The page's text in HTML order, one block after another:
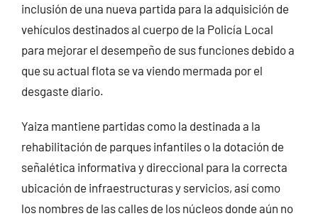
inclusión de una nueva partida para la adquisición de
vehículos destinados al cuerpo de la Policía Local
para mejorar el desempeño de sus funciones debido a
que su actual flota se va viendo mermada por el
desgaste diario.
Yaiza mantiene partidas como la destinada a la
rehabilitación de parques infantiles o la dotación de
señalética informativa y direccional para la correcta
ubicación de infraestructuras y servicios, así como
los nombres de las calles de los núcleos donde aún no